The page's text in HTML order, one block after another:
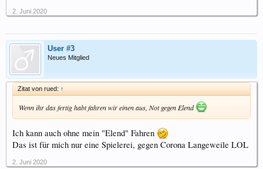
2. Juni 2020
User #3
Neues Mitglied
Zitat von rued: ↑
Wenn ihr das fertig habt fahren wir einen aus, Not gegen Elend
Ich kann auch ohne mein "Elend" Fahren
Das ist für mich nur eine Spielerei, gegen Corona Langeweile LOL
2. Juni 2020